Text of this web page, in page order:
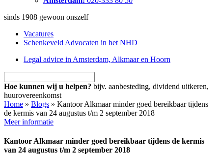
sinds 1908 gewoon onszelf
Vacatures
Schenkeveld Advocaten in het NHD
Legal advice in Amsterdam, Alkmaar en Hoorn
Hoe kunnen wij u helpen? bijv. aanbesteding, dividend uitkeren,
huurovereenkomst
Home » Blogs » Kantoor Alkmaar minder goed bereikbaar tijdens
de kermis van 24 augustus t/m 2 september 2018
Meer informatie
Kantoor Alkmaar minder goed bereikbaar tijdens de kermis
van 24 augustus t/m 2 september 2018